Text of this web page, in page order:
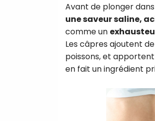
Avant de plonger
une saveur saline,
comme un
Les câpres ajoutent
poissons, et
en fait un ingrédient